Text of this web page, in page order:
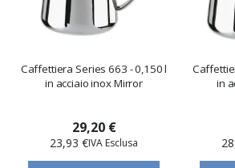
Caffettiera Series 663 - 0,150 l
in acciaio inox Mirror
29,20 €
23,93 €
in